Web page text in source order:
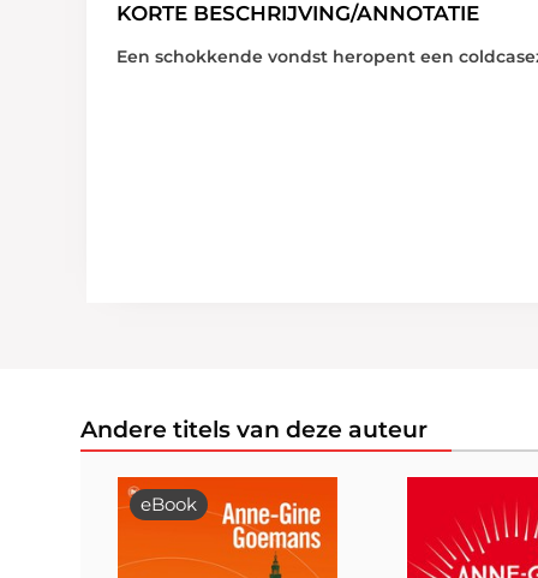
KORTE BESCHRIJVING/ANNOTATIE
Een schokkende vondst heropent een
Andere titels van deze auteur
eBook